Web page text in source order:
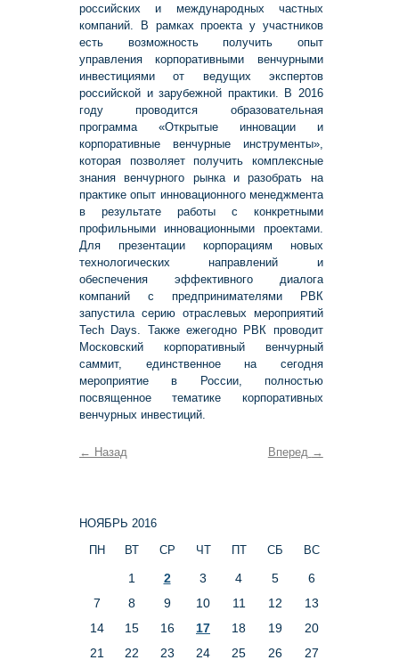
российских и международных частных
компаний. В рамках проекта у участников
есть возможность получить опыт
управления корпоративными венчурными
инвестициями от ведущих экспертов
российской и зарубежной практики. В 2016
году проводится образовательная
программа «Открытые инновации и
корпоративные венчурные инструменты»,
которая позволяет получить комплексные
знания венчурного рынка и разобрать на
практике опыт инновационного менеджмента
в результате работы с конкретными
профильными инновационными проектами.
Для презентации корпорациям новых
технологических направлений и
обеспечения эффективного диалога
компаний с предпринимателями РВК
запустила серию отраслевых мероприятий
Tech Days. Также ежегодно РВК проводит
Московский корпоративный венчурный
саммит, единственное на сегодня
мероприятие в России, полностью
посвященное тематике корпоративных
венчурных инвестиций.
← Назад Вперед →
НОЯБРЬ 2016
ПН
ВТ СР ЧТ ПТ СБ ВС
1 2 3 4 5
6
7
8 9 10 11 12
13
14
15 16 17 18 19
20
21
22 23 24 25 26
27